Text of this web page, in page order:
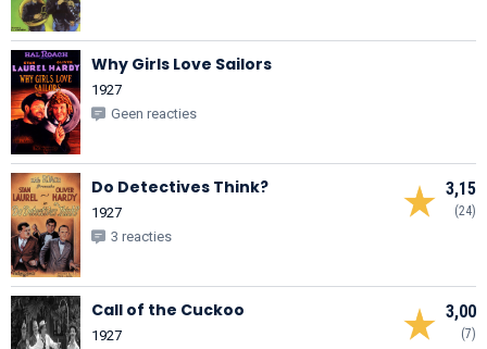
Why Girls Love Sailors
1927
Geen reacties
3,15
(24)
Do Detectives Think?
1927
3 reacties
3,00
(7)
Call of the Cuckoo
1927